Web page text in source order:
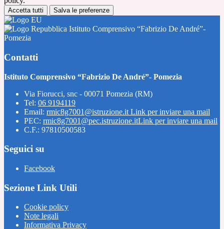
Accetta tutti Salva le preferenze
Istituto Comprensivo “Fabrizio De André”-
Pomezia
Contatti
Istituto Comprensivo “Fabrizio De André”- Pomezia
Via Fiorucci, snc - 00071 Pomezia (RM)
Tel: 06 9194119
Email: rmic8g7001@istruzione.it Link per inviare una mail
PEC: rmic8g7001@pec.istruzione.itLink per inviare una mail
C.F.: 97810500583
Seguici su
Facebook
Sezione Link Utili
Cookie policy
Note legali
Informativa Privacy